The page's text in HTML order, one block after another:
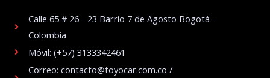
Calle 65 # 26 - 23 Barrio 7 de Agosto Bogotá –
Colombia
Móvil: (+57) 3133342461
Correo: contacto@toyocar.com.co /